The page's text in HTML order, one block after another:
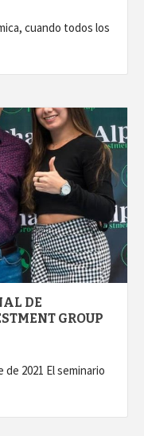
cuando todos los
DE
GROUP
2021 El seminario